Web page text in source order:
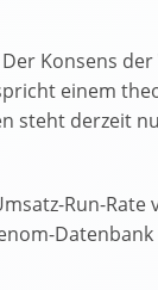
Konsens
einem
steht derzeit
Run-Rate